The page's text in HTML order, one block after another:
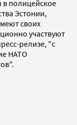
полицейское
Эстонии,
своих
участвуют
релизе, "с
НАТО